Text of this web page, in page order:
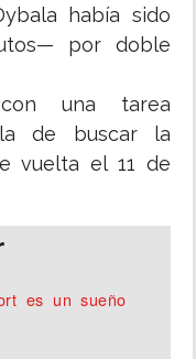
había sido
por doble
una tarea
la de buscar la
vuelta el 11 de
es un sueño